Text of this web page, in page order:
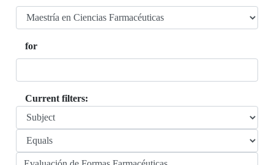
for
Current filters: